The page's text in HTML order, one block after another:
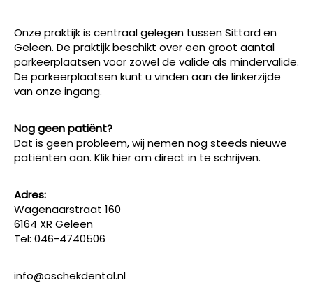
Onze praktijk is centraal gelegen tussen Sittard en
Geleen. De praktijk beschikt over een groot aantal
parkeerplaatsen voor zowel de valide als mindervalide.
De parkeerplaatsen kunt u vinden aan de linkerzijde
van onze ingang.
Nog geen patiënt?
Dat is geen probleem, wij nemen nog steeds nieuwe
patiënten aan. Klik hier om direct in te schrijven.
Adres:
Wagenaarstraat 160
6164 XR Geleen
Tel: 046-4740506
info@oschekdental.nl